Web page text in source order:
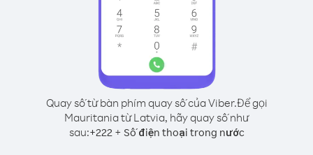
Quay số từ bàn phím quay số của Viber.Để gọi
Mauritania từ Latvia, hãy quay số như
sau:+222+ Số điện thoại trong nước